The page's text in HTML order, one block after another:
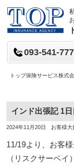
093-541-
トップ保険サービス株式
インド出張記 1日
投
日
2024年11月20日
投
者
お客様大
11/19より、お客
（リスクサーベイ